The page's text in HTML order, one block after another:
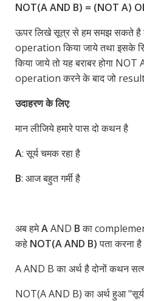
NOT(A AND B) = (NOT A)
ऊपर लिखे सूत्र से हम समझ सकते है
operation किया जाये तथा इसके
किया जाये तो यह बराबर होगा
operation करने के बाद जो
उदाहरण के लिए:
मान लीजिये हमारे पास दो कथन है
A: सूर्य चमक रहा है
B: आज बहुत गर्मी है
अब हमेAAND Bका
कहे NOT(A AND B)पता करना है
A AND B का अर्थ है दोनों कथन
NOT(A AND B) का अर्थ हुआ